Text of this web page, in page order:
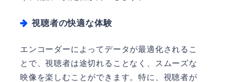
視聴者の快適な体験
エンコーダーによってデータが最適化されるこ
とで、視聴者は途切れることなく、スムーズな
映像を楽しむことができます。特に、視聴者が